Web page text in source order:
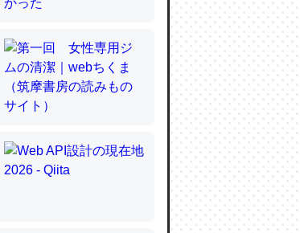
ギのカルシウム分はエビ
に関する新仮説
ら両方が拮抗してるので
はカルシウムを使わずキ